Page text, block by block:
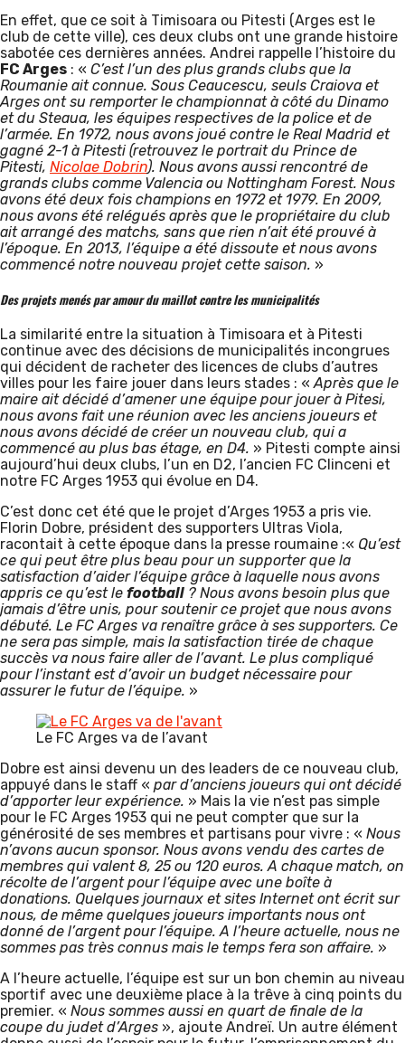
En effet, que ce soit à Timisoara ou Pitesti (Arges est le
club de cette ville), ces deux clubs ont une grande histoire
sabotée ces dernières années. Andrei rappelle l’histoire du
FC Arges : « C’est l’un des plus grands clubs que la
Roumanie ait connue. Sous Ceaucescu, seuls Craiova et
Arges ont su remporter le championnat à côté du Dinamo
et du Steaua, les équipes respectives de la police et de
l’armée. En 1972, nous avons joué contre le Real Madrid et
gagné 2-1 à Pitesti (retrouvez le portrait du Prince de
Pitesti, Nicolae Dobrin). Nous avons aussi rencontré de
grands clubs comme Valencia ou Nottingham Forest. Nous
avons été deux fois champions en 1972 et 1979. En 2009,
nous avons été relégués après que le propriétaire du club
ait arrangé des matchs, sans que rien n’ait été prouvé à
l’époque. En 2013, l’équipe a été dissoute et nous avons
commencé notre nouveau projet cette saison. »
Des projets menés par amour du maillot contre les municipalités
La similarité entre la situation à Timisoara et à Pitesti
continue avec des décisions de municipalités incongrues
qui décident de racheter des licences de clubs d’autres
villes pour les faire jouer dans leurs stades : «Après que le
maire ait décidé d’amener une équipe pour jouer à Pitesi,
nous avons fait une réunion avec les anciens joueurs et
nous avons décidé de créer un nouveau club, qui a
commencé au plus bas étage, en D4. » Pitesti compte ainsi
aujourd’hui deux clubs, l’un en D2, l’ancien FC Clinceni et
notre FC Arges 1953 qui évolue en D4.
C’est donc cet été que le projet d’Arges 1953 a pris vie.
Florin Dobre, président des supporters Ultras Viola,
racontait à cette époque dans la presse roumaine :« Qu’est
ce qui peut être plus beau pour un supporter que la
satisfaction d’aider l’équipe grâce à laquelle nous avons
appris ce qu’est le football ? Nous avons besoin plus que
jamais d’être unis, pour soutenir ce projet que nous avons
débuté. Le FC Arges va renaître grâce à ses supporters. Ce
ne sera pas simple, mais la satisfaction tirée de chaque
succès va nous faire aller de l’avant. Le plus compliqué
pour l’instant est d’avoir un budget nécessaire pour
assurer le futur de l’équipe. »
Le FC Arges va de l’avant
Dobre est ainsi devenu un des leaders de ce nouveau club,
appuyé dans le staff « par d’anciens joueurs qui ont décidé
d’apporter leur expérience. » Mais la vie n’est pas simple
pour le FC Arges 1953 qui ne peut compter que sur la
générosité de ses membres et partisans pour vivre : « Nous
n’avons aucun sponsor. Nous avons vendu des cartes de
membres qui valent 8, 25 ou 120 euros. A chaque match, on
récolte de l’argent pour l’équipe avec une boîte à
donations. Quelques journaux et sites Internet ont écrit sur
nous, de même quelques joueurs importants nous ont
donné de l’argent pour l’équipe. A l’heure actuelle, nous ne
sommes pas très connus mais le temps fera son affaire. »
A l’heure actuelle, l’équipe est sur un bon chemin au niveau
sportif avec une deuxième place à la trêve à cinq points du
premier. « Nous sommes aussi en quart de finale de la
coupe du judet d’Arges », ajoute Andreï. Un autre élément